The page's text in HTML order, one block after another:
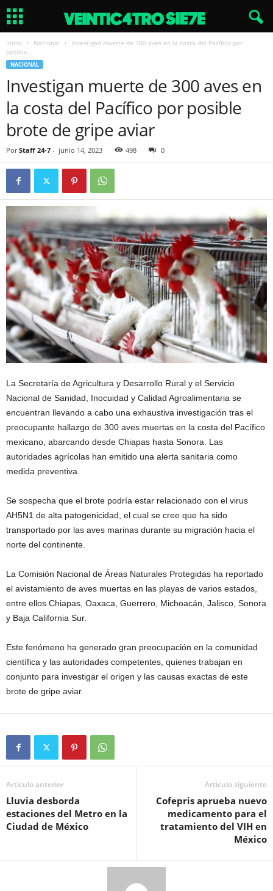
Inicio Nacional
Investigan muerte de 300 aves en la costa del Pacífico por
posible...
NACIONAL
Investigan muerte de 300 aves en
la costa del Pacífico por posible
brote de gripe aviar
Por Staff 24-7 - junio 14, 2023 498 0
La Secretaría de Agricultura y Desarrollo Rural y el Servicio
Nacional de Sanidad, Inocuidad y Calidad Agroalimentaria se
encuentran llevando a cabo una exhaustiva investigación tras el
preocupante hallazgo de 300 aves muertas en la costa del Pacífico
mexicano, abarcando desde Chiapas hasta Sonora. Las
autoridades agrícolas han emitido una alerta sanitaria como
medida preventiva.
Se sospecha que el brote podría estar relacionado con el virus
AH5N1 de alta patogenicidad, el cual se cree que ha sido
transportado por las aves marinas durante su migración hacia el
norte del continente.
La Comisión Nacional de Áreas Naturales Protegidas ha reportado
el avistamiento de aves muertas en las playas de varios estados,
entre ellos Chiapas, Oaxaca, Guerrero, Michoacán, Jalisco, Sonora
y Baja California Sur.
Este fenómeno ha generado gran preocupación en la comunidad
científica y las autoridades competentes, quienes trabajan en
conjunto para investigar el origen y las causas exactas de este
brote de gripe aviar.
Artículo anterior
Lluvia desborda
estaciones del Metro en la
Ciudad de México
Artículo siguiente
Cofepris aprueba nuevo
medicamento para el
tratamiento del VIH en
México